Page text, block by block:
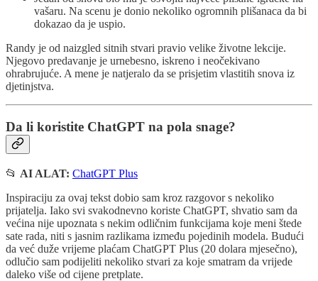
vašaru. Na scenu je donio nekoliko ogromnih plišanaca da bi
dokazao da je uspio.
Randy je od naizgled sitnih stvari pravio velike životne lekcije.
Njegovo predavanje je urnebesno, iskreno i neočekivano
ohrabrujuće. A mene je natjeralo da se prisjetim vlastitih snova iz
djetinjstva.
Da li koristite ChatGPT na pola snage?
📂 AI ALAT: ChatGPT Plus
Inspiraciju za ovaj tekst dobio sam kroz razgovor s nekoliko
prijatelja. Iako svi svakodnevno koriste ChatGPT, shvatio sam da
većina nije upoznata s nekim odličnim funkcijama koje meni štede
sate rada, niti s jasnim razlikama između pojedinih modela. Budući
da već duže vrijeme plaćam ChatGPT Plus (20 dolara mjesečno),
odlučio sam podijeliti nekoliko stvari za koje smatram da vrijede
daleko više od cijene pretplate.